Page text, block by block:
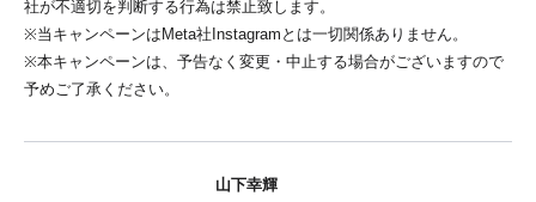
社が不適切を判断する行為は禁止致します。
※当キャンペーンはMeta社Instagramとは一切関係ありません。
※本キャンペーンは、予告なく変更・中止する場合がございますので
予めご了承ください。
山下幸輝